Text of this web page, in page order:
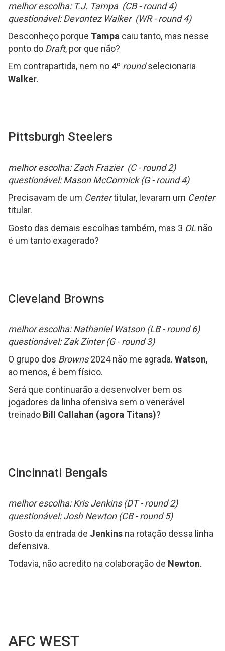
melhor escolha: T.J. Tampa (CB - round 4)
questionável: Devontez Walker (WR - round 4)
Desconheço porque Tampa caiu tanto, mas nesse
ponto do Draft, por que não?
Em contrapartida, nem no 4º roundselecionaria
Walker.
Pittsburgh Steelers
melhor escolha: Zach Frazier (C - round 2)
questionável: Mason McCormick (G - round 4)
Precisavam de um Centertitular, levaram um Center
titular.
Gosto das demais escolhas também, mas 3 OL não
é um tanto exagerado?
Cleveland Browns
melhor escolha: Nathaniel Watson (LB - round 6)
questionável: Zak Zinter (G - round 3)
O grupo dos Browns2024 não me agrada. Watson,
ao menos, é bem físico.
Será que continuarão a desenvolver bem os
jogadores da linha ofensiva sem o venerável
treinado Bill Callahan (agora Titans)?
Cincinnati Bengals
melhor escolha: Kris Jenkins (DT - round 2)
questionável: Josh Newton (CB - round 5)
Gosto da entrada de Jenkins na rotação dessa linha
defensiva.
Todavia, não acredito na colaboração de Newton.
AFC WEST